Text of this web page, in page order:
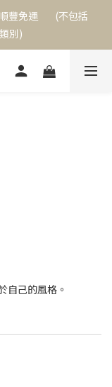
豐免運        (不包括
別)
豐免運        (不包括
別)
物起享9折優惠
別)
自己的風格。